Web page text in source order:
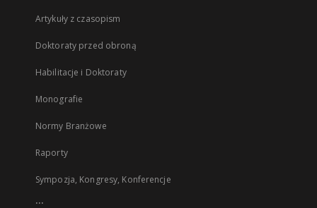
Artykuły z czasopism
Doktoraty przed obroną
Habilitacje i Doktoraty
Monografie
Normy Branżowe
Raporty
Sympozja, Kongresy, Konferencje
...